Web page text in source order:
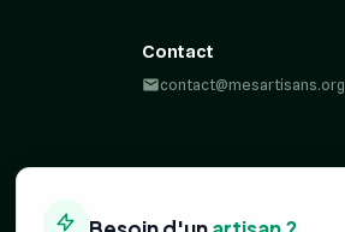
Contact
contact@mesartisans.org